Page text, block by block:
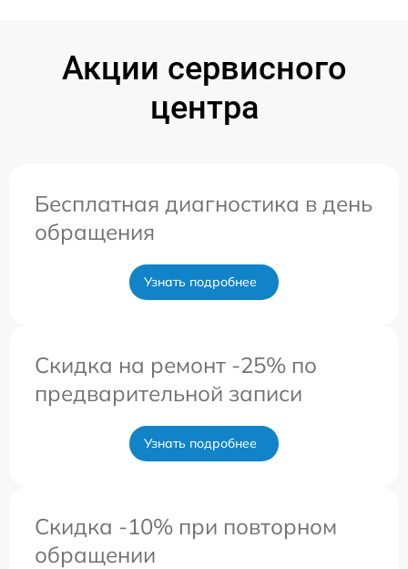
Акции сервисного
центра
Бесплатная диагностика в день
обращения
Узнать подробнее
Скидка на ремонт -25% по
предварительной записи
Узнать подробнее
Скидка -10% при повторном
обращении